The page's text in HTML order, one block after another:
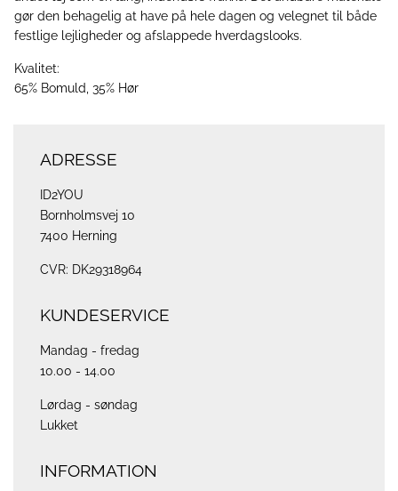
gør den behagelig at have på hele dagen og velegnet til både
festlige lejligheder og afslappede hverdagslooks.
Kvalitet:
65% Bomuld, 35% Hør
ADRESSE
ID2YOU
Bornholmsvej 10
7400 Herning
CVR: DK29318964
KUNDESERVICE
Mandag - fredag
10.00 - 14.00
Lørdag - søndag
Lukket
INFORMATION